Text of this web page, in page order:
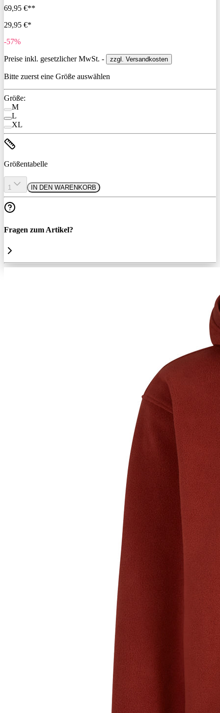
69,95 €**
29,95 €*
-57%
Preise inkl. gesetzlicher MwSt. - zzgl. Versandkosten
Bitte zuerst eine Größe auswählen
Größe:
M
L
XL
Größentabelle
1 IN DEN WARENKORB
Fragen zum Artikel?